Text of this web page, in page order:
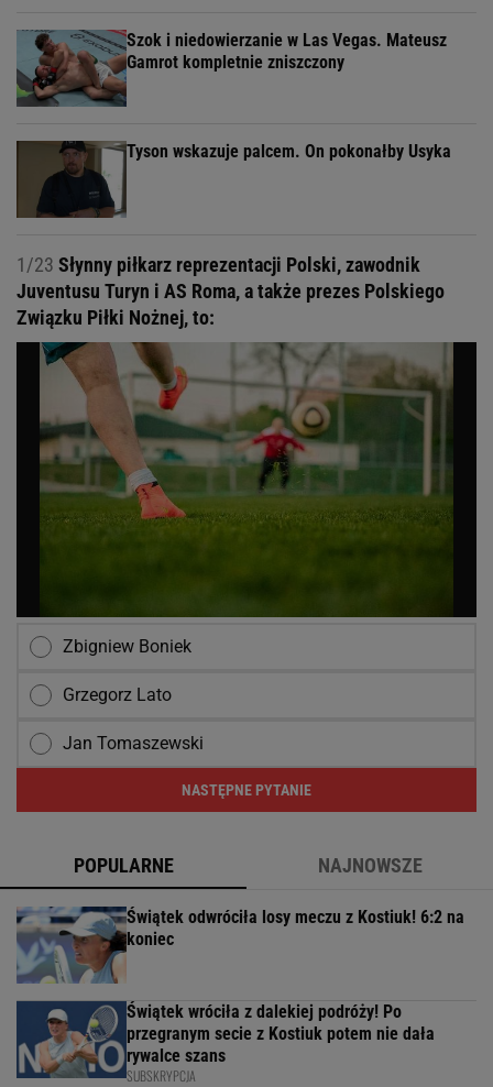
Szok i niedowierzanie w Las Vegas. Mateusz
Gamrot kompletnie zniszczony
Tyson wskazuje palcem. On pokonałby Usyka
1/23 Słynny piłkarz reprezentacji Polski, zawodnik
Juventusu Turyn i AS Roma, a także prezes Polskiego
Związku Piłki Nożnej, to:
Zbigniew Boniek
Grzegorz Lato
Jan Tomaszewski
NASTĘPNE PYTANIE
POPULARNE NAJNOWSZE
Świątek odwróciła losy meczu z Kostiuk! 6:2 na
koniec
Świątek wróciła z dalekiej podróży! Po
przegranym secie z Kostiuk potem nie dała
rywalce szans
SUBSKRYPCJA